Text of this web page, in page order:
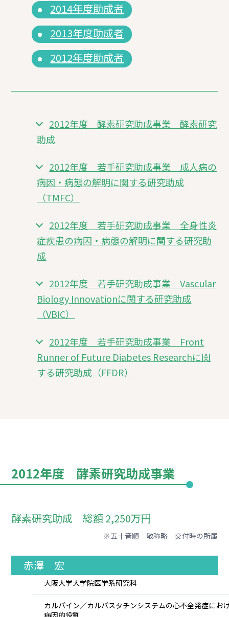
2014年度助成者
2013年度助成者
2012年度助成者
2012年度 酵素研究助成事業 酵素研究
助成
2012年度 若手研究助成事業 成人病の
病因・病態の解明に関する研究助成
（TMFC）
2012年度 若手研究助成事業 全身性炎
症疾患の病因・病態の解明に関する研究助
成
2012年度 若手研究助成事業 Vascular
Biology Innovationに関する研究助成
（VBIC）
2012年度 若手研究助成事業 Front
Runner of Future Diabetes Researchに関
する研究助成（FFDR）
2012年度 酵素研究助成事業
酵素研究助成 総額 2,250万円
※五十音順 敬称略 交付時の所属
赤澤 宏
大阪大学大学院医学系研究科
カルパイン／カルパスタチンシステムの心不全発症にお